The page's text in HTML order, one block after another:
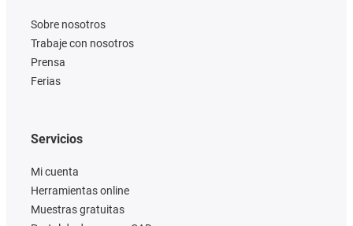
Sobre nosotros
Trabaje con nosotros
Prensa
Ferias
Servicios
Mi cuenta
Herramientas online
Muestras gratuitas